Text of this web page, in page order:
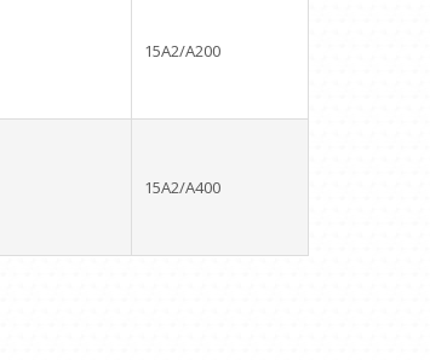
15A2/A200
15A2/A400